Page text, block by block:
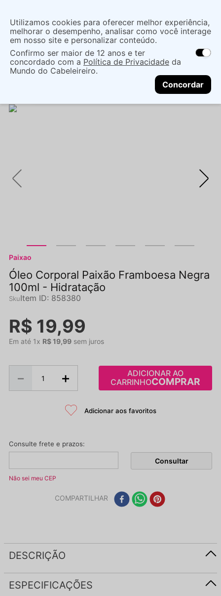
localização
As ofertas e opções de entrega variam de
acordo com a região.Não sei meu CEP
CONTINUAR
O que você procura?
Cuidados com o Corpo
Tratamento Corporal
ÓLEO CORPORAL PAIXÃO
FRAMBOESA NEGRA 100ML - HIDRATAÇÃO
Paixao
Óleo Corporal Paixão Framboesa Negra
100ml - Hidratação
Item ID: 858380
R$ 19,99
Em até 1x R$19,99 sem juros
＋
－
ADICIONAR AO
CARRINHO
Não sei meu CEP
COMPARTILHAR
DESCRIÇÃO
ESPECIFICAÇÕES
Utilizamos cookies para oferecer melhor experiência,
melhorar o desempenho, analisar como você interage
em nosso site e personalizar conteúdo.
Confirmo ser maior de 12 anos e ter
concordado com a Política de Privacidade da
Mundo do Cabeleireiro.
Concordar